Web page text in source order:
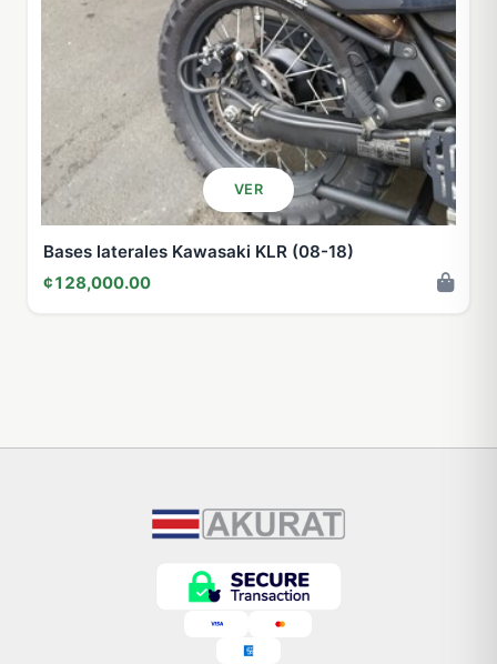
VER
Bases laterales Kawasaki KLR (08-18)
¢128,000.00